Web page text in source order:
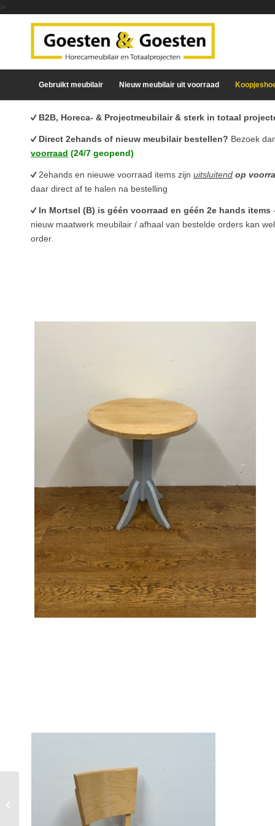
>
Gebruikt meubilair Nieuw meubilair uit voorraad
B2B, Horeca- & Projectmeubilair & sterk in totaal
Direct 2ehands of nieuw meubilair bestellen? Bezoek
voorraad (24/7 geopend)
2ehands en nieuwe voorraad items zijn uitsluitend op
daar direct af te halen na bestelling
In Mortsel (B) is géén voorraad en géén 2e hands items
nieuw maatwerk meubilair / afhaal van bestelde orders kan
order.
Gebruikte Horecastoel
(Set van 2) – S3721